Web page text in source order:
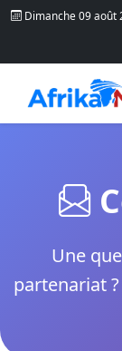
Dimanche 09 août
Une
partenariat